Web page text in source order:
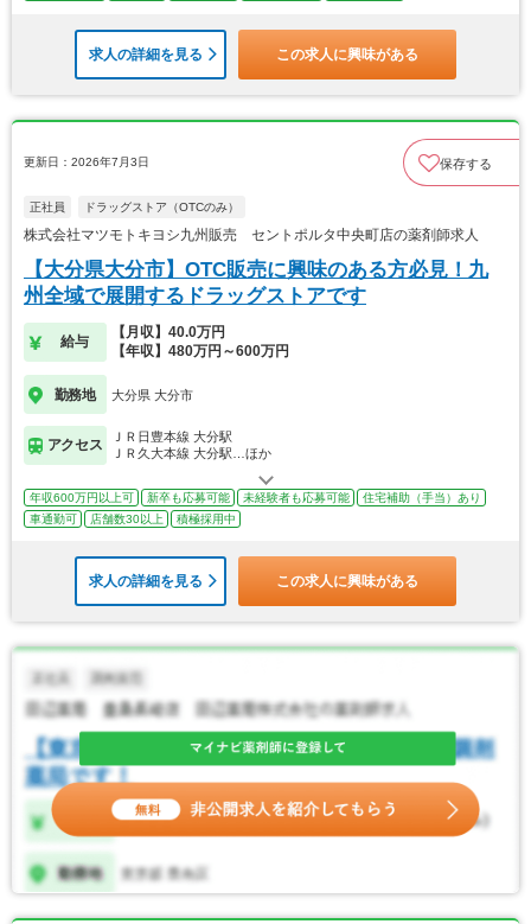
求人の詳細を見る この求人に興味がある
更新日：2026年7月3日 保存する
正社員 ドラッグストア（OTCのみ）
株式会社マツモトキヨシ九州販売 セントポルタ中央町店の薬剤師求人
【大分県大分市】OTC販売に興味のある方必見！九
州全域で展開するドラッグストアです
給与
【月収】40.0万円
【年収】480万円～600万円
勤務地 大分県 大分市
アクセス
ＪＲ日豊本線 大分駅
ＪＲ久大本線 大分駅…ほか
年収600万円以上可 新卒も応募可能 未経験者も応募可能
住宅補助（手当）あり
車通勤可
店舗数30以上 積極採用中
求人の詳細を見る この求人に興味がある